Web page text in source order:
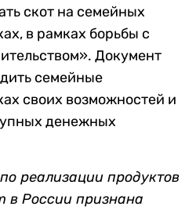
скот на семейных
в рамках борьбы с
Документ
семейные
своих возможностей и
денежных
реализации продуктов
в России признана